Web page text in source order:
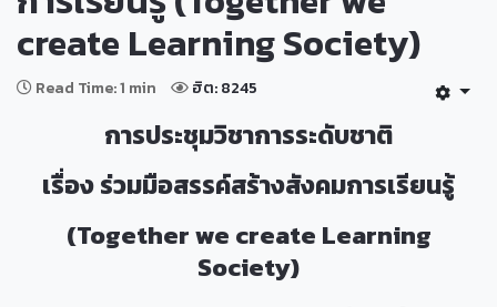
create Learning Society)
Read Time: 1 min ฮิต: 8245
การประชุมวิชาการระดับชาติ
เรื่อง ร่วมมือสรรค์สร้างสังคมการเรียนรู้
(Together we create Learning
Society)